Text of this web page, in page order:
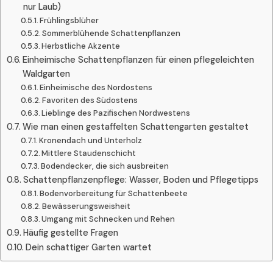
nur Laub)
Frühlingsblüher
Sommerblühende Schattenpflanzen
Herbstliche Akzente
Einheimische Schattenpflanzen für einen pflegeleichten
Waldgarten
Einheimische des Nordostens
Favoriten des Südostens
Lieblinge des Pazifischen Nordwestens
Wie man einen gestaffelten Schattengarten gestaltet
Kronendach und Unterholz
Mittlere Staudenschicht
Bodendecker, die sich ausbreiten
Schattenpflanzenpflege: Wasser, Boden und Pflegetipps
Bodenvorbereitung für Schattenbeete
Bewässerungsweisheit
Umgang mit Schnecken und Rehen
Häufig gestellte Fragen
Dein schattiger Garten wartet